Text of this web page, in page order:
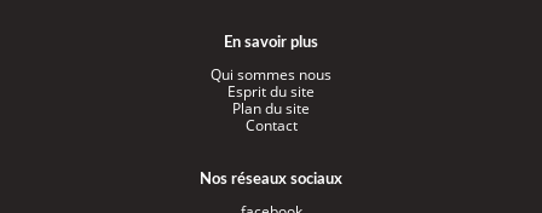
En savoir plus
Qui sommes nous
Esprit du site
Plan du site
Contact
Nos réseaux sociaux